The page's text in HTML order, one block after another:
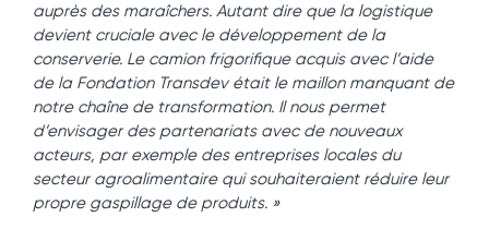
auprès des maraîchers. Autant dire que la logistique
devient cruciale avec le développement de la
conserverie. Le camion frigorifique acquis avec l’aide
de la Fondation Transdev était le maillon manquant de
notre chaîne de transformation. Il nous permet
d’envisager des partenariats avec de nouveaux
acteurs, par exemple des entreprises locales du
secteur agroalimentaire qui souhaiteraient réduire leur
propre gaspillage de produits. »